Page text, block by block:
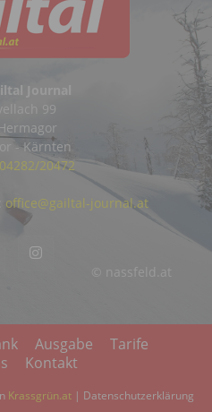
Journal
99
- Kärnten
04282/20472
© nassfeld.at
office@gailtal-journal.at
Ausgabe
Tarife
Kontakt
Krassgrün.at | Datenschutzerklärung